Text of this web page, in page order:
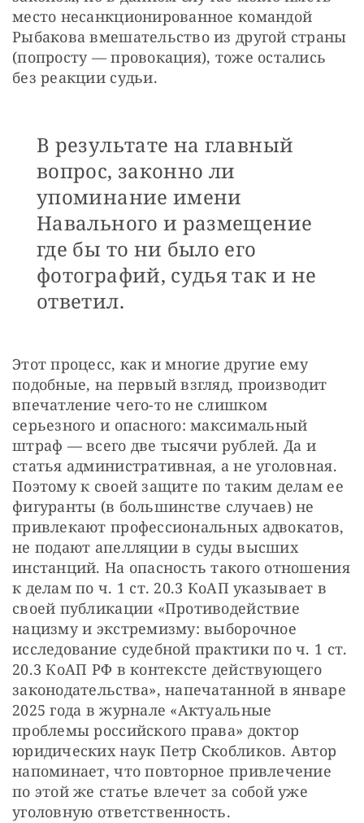
место несанкционированное командой
Рыбакова вмешательство из другой страны
(попросту — провокация), тоже остались
без реакции судьи.
В результате на главный
вопрос, законно ли
упоминание имени
Навального и размещение
где бы то ни было его
фотографий, судья так и не
ответил.
Этот процесс, как и многие другие ему
подобные, на первый взгляд, производит
впечатление чего-то не слишком
серьезного и опасного: максимальный
штраф — всего две тысячи рублей. Да и
статья административная, а не уголовная.
Поэтому к своей защите по таким делам ее
фигуранты (в большинстве случаев) не
привлекают профессиональных адвокатов,
не подают апелляции в суды высших
инстанций. На опасность такого отношения
к делам по ч. 1 ст. 20.3 КоАП указывает в
своей публикации «Противодействие
нацизму и экстремизму: выборочное
исследование судебной практики по ч. 1 ст.
20.3 КоАП РФ в контексте действующего
законодательства», напечатанной в январе
2025 года в журнале «Актуальные
проблемы российского права» доктор
юридических наук Петр Скобликов. Автор
напоминает, что повторное привлечение
по этой же статье влечет за собой уже
уголовную ответственность.